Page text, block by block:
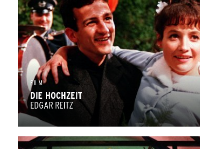
FILM
DIE HOCHZEIT
EDGAR REITZ